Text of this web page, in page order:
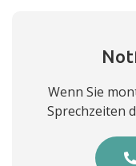
Wenn Sie
Sprechzeiten